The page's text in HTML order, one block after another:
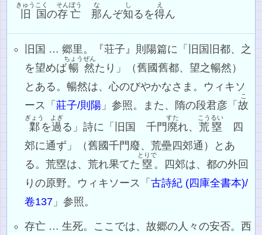
旧
きゅう
国
こく
の存亡
そんぼう
那
な
んぞ知
し
るを得
え
ん
旧国 … 郷里。『荘子』則陽篇に「旧国旧都、之
を望めば暢
ちょう
然
ぜん
たり」（舊國舊都、望之暢然）
とある。暢然は、心のびやかなさま。ウィキソ
ース「莊子/則陽 」参照。また、隋の段君彦「故
こ
鄴
ぎょう
を過
よぎ
る」詩に「旧国 千門 廃
すた
れ、荒塁
こうるい
四
郊に通ず」（舊國千門廢、荒壘四郊通）とあ
る。荒塁は、荒れ果てた 塁
とりで
。四郊は、都の外回
りの原野。ウィキソース「古詩紀 (四庫全書本)/
卷137 」参照。
存亡 … 生死。ここでは、故郷の人々の安否。西